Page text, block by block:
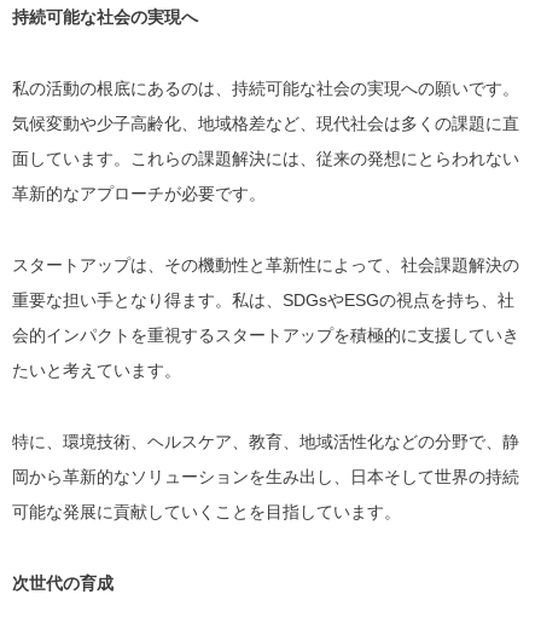
持続可能な社会の実現へ
私の活動の根底にあるのは、持続可能な社会の実現への願いです。
気候変動や少子高齢化、地域格差など、現代社会は多くの課題に直
面しています。これらの課題解決には、従来の発想にとらわれない
革新的なアプローチが必要です。
スタートアップは、その機動性と革新性によって、社会課題解決の
重要な担い手となり得ます。私は、SDGsやESGの視点を持ち、社
会的インパクトを重視するスタートアップを積極的に支援していき
たいと考えています。
特に、環境技術、ヘルスケア、教育、地域活性化などの分野で、静
岡から革新的なソリューションを生み出し、日本そして世界の持続
可能な発展に貢献していくことを目指しています。
次世代の育成